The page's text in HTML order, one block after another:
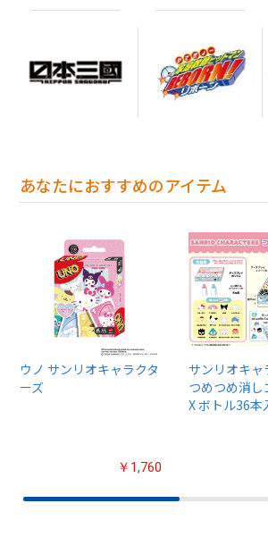
あなたにおすすめのアイテム
ウノ サンリオキャラクタ
ーズ
￥1,760
サンリオキャ
つめつめ消し
X ボトル36本